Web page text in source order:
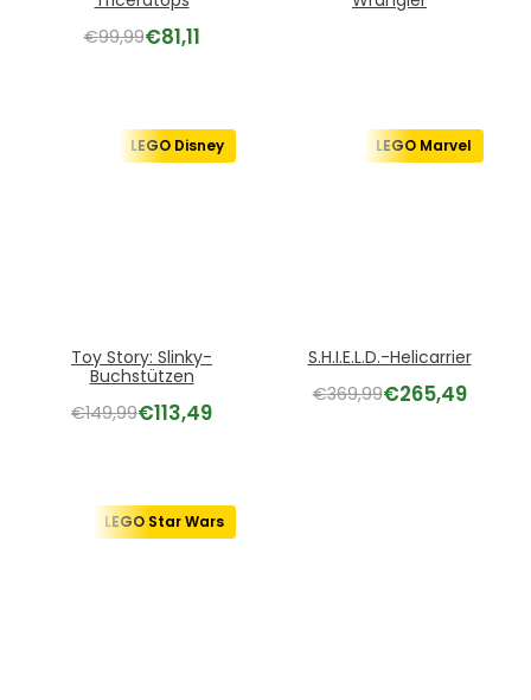
€99,99€81,11
LEGO Disney
Toy Story: Slinky-
Buchstützen
€149,99€113,49
LEGO Marvel
S.H.I.E.L.D.-Helicarrier
€369,99€265,49
LEGO Star Wars